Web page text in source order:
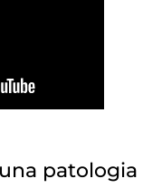
patologia